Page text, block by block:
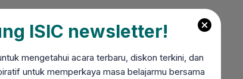
Anda cukup mengeluarkan uang
fitur belajar yang ada.
ISIC newsletter!
mengetahui acara terbaru, diskon terkini, dan
untuk memperkaya masa belajarmu bersama